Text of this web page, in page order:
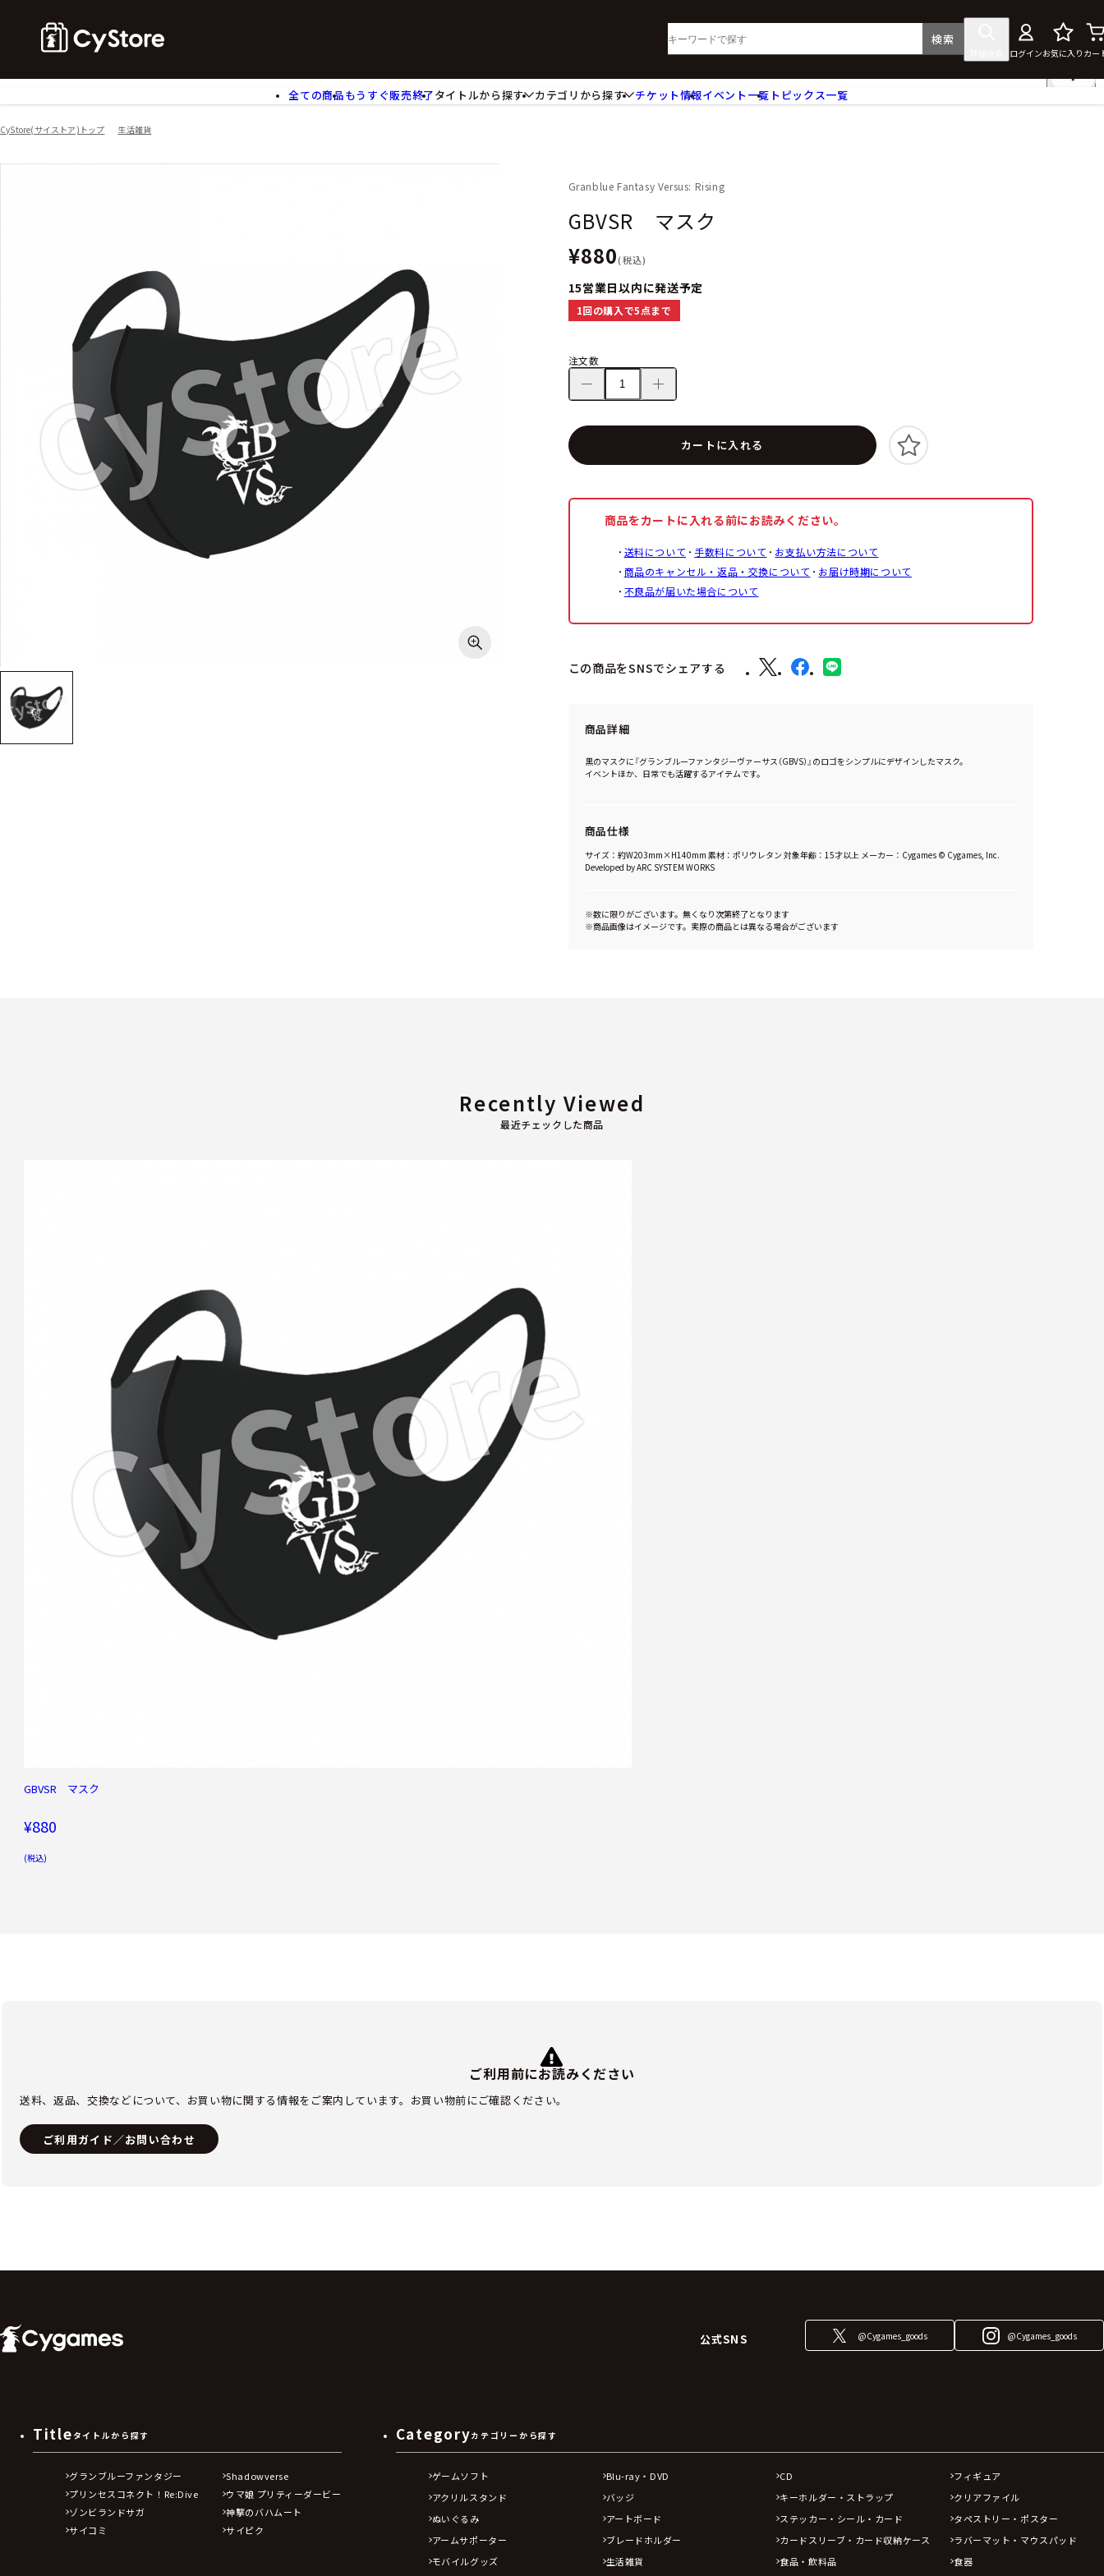
検索
ログインお気に入り カー
全ての商品もうすぐ販売終了タイトルから探す
カテゴリから探す
アクリルスタンド
カードスリーブ・カード収納ケース
アパレル小物
コミック・小説
チケット
チケット情報イベント一覧 トピックス一覧
CyStore(サイストア)トップ 生活雑貨
Granblue Fantasy Versus: Rising
GBVSR マスク
¥880(税込)
15営業日以内に発送予定
1回の購入で5点まで
注文数
カートに入れる
商品をカートに入れる前にお読みください。
送料について 手数料について
お支払い方法について
商品のキャンセル・返品・交換について
お届け時期について
不良品が届いた場合について
この商品をSNSでシェアする
商品詳細
黒のマスクに『グランブルーファンタジーヴァーサス（GBVS）』のロゴをシンプルにデザインしたマスク。
イベントほか、日常でも活躍するアイテムです。
商品仕様
サイズ：約W203mm×H140mm 素材：ポリウレタン 対象年齢：15才以上 メーカー：Cygames © Cygames, Inc.
Developed by ARC SYSTEM WORKS
※数に限りがございます。無くなり次第終了となります
※商品画像はイメージです。実際の商品とは異なる場合がございます
最近チェックした商品
Recently Viewed
GBVSR マスク
¥880
(税込)
ご利用前にお読みください
送料、返品、交換などについて、お買い物に関する情報をご案内しています。お買い物前にご確認ください。
ご利用ガイド／お問い合わせ
公式SNS @Cygames_goods @Cygames_goods
Title タイトルから探す
グランブルーファンタジー
Shadowverse
プリンセスコネクト！Re:Dive
ウマ娘 プリティーダービー
ゾンビランドサガ
神撃のバハムート
サイコミ
サイピク
Categoryカテゴリーから探す
ゲームソフト Blu-ray・DVD CD
フィギュア
アクリルスタンド
バッジ キーホルダー・ストラップ
クリアファイル
ぬいぐるみ
アートボード ステッカー・シール・カード
タペストリー・ポスター
アームサポーター
ブレードホルダー カードスリーブ・カード収納ケース
ラバーマット・マウスパッド
モバイルグッズ
生活雑貨 食品・飲料品 食器